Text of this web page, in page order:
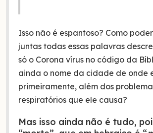
Isso não é espantoso? Como
juntas todas essas palavras
só o Corona vírus no código da
ainda o nome da cidade de onde
primeiramente, além dos
respiratórios que ele causa?
Mas isso ainda não é tudo,